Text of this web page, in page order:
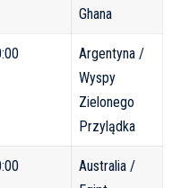
Ghana
Argentyna /
Wyspy
Zielonego
Przylądka
Australia /